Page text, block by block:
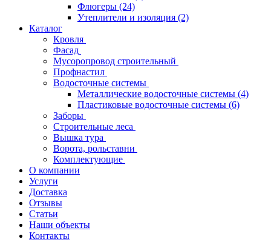
Флюгеры (24)
Утеплители и изоляция (2)
Каталог
Кровля
Фасад
Мусоропровод строительный
Профнастил
Водосточные системы
Металлические водосточные системы (4)
Пластиковые водосточные системы (6)
Заборы
Строительные леса
Вышка тура
Ворота, рольставни
Комплектующие
О компании
Услуги
Доставка
Отзывы
Статьи
Наши объекты
Контакты